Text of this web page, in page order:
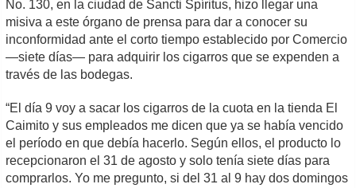
No. 130, en la ciudad de Sancti Spíritus, hizo llegar una
misiva a este órgano de prensa para dar a conocer su
inconformidad ante el corto tiempo establecido por Comercio
—siete días— para adquirir los cigarros que se expenden a
través de las bodegas.
“El día 9 voy a sacar los cigarros de la cuota en la tienda El
Caimito y sus empleados me dicen que ya se había vencido
el período en que debía hacerlo. Según ellos, el producto lo
recepcionaron el 31 de agosto y solo tenía siete días para
comprarlos. Yo me pregunto, si del 31 al 9 hay dos domingos